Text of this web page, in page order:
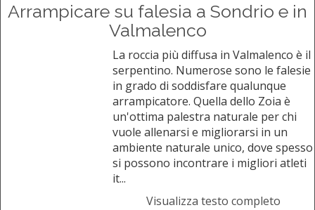
Arrampicare su falesia a Sondrio e in
Valmalenco
La roccia più diffusa in Valmalenco è il
serpentino. Numerose sono le falesie
in grado di soddisfare qualunque
arrampicatore. Quella dello Zoia è
un'ottima palestra naturale per chi
vuole allenarsi e migliorarsi in un
ambiente naturale unico, dove spesso
si possono incontrare i migliori atleti
it...
Visualizza testo completo